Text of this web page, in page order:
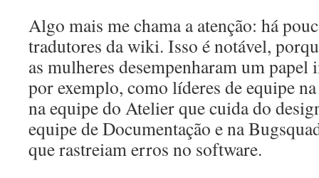
Algo mais me chama a atenção: há
tradutores da wiki. Isso é notável,
as mulheres desempenharam um
por exemplo, como líderes de equipe
na equipe do Atelier que cuida do
equipe de Documentação e na
que rastreiam erros no software.